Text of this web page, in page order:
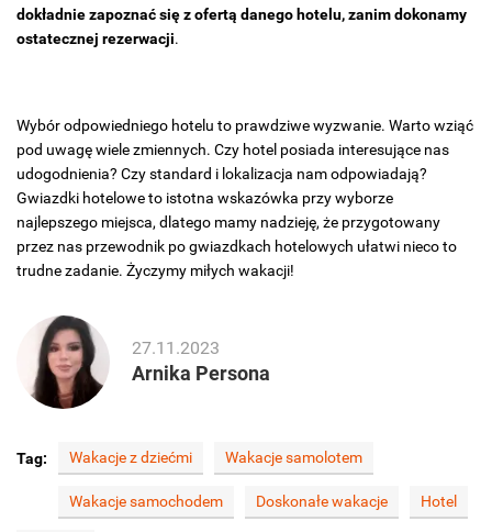
dokładnie zapoznać się z ofertą danego hotelu, zanim dokonamy
ostatecznej rezerwacji.
Wybór odpowiedniego hotelu to prawdziwe wyzwanie. Warto wziąć
pod uwagę wiele zmiennych. Czy hotel posiada interesujące nas
udogodnienia? Czy standard i lokalizacja nam odpowiadają?
Gwiazdki hotelowe to istotna wskazówka przy wyborze
najlepszego miejsca, dlatego mamy nadzieję, że przygotowany
przez nas przewodnik po gwiazdkach hotelowych ułatwi nieco to
trudne zadanie. Życzymy miłych wakacji!
27.11.2023
Arnika Persona
Tag: Wakacje z dziećmi Wakacje samolotem
Wakacje samochodem Doskonałe wakacje Hotel